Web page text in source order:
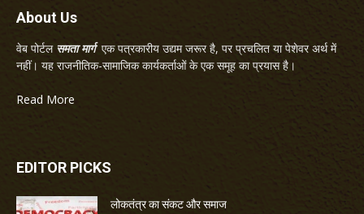
About Us
वेब पोर्टल समता मार्गएक पत्रकारीय उद्यम जरूर है, पर प्रचलित या पेशेवर अर्थ में
नहीं। यह राजनीतिक-सामाजिक कार्यकर्ताओं के एक समूह का प्रयास है।
Read More
EDITOR PICKS
लोकतंत्र का संकट और समाज